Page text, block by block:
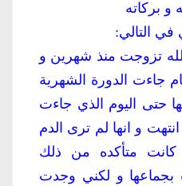
و بركاته
التالي:
بحمد لله تزوجت منذ شهرين و
جاءت الدورة الشهرية
حتى اليوم الذي جاءت
و انها لم ترى الدم
كانت متأكده من ذلك
و لكني وجدت